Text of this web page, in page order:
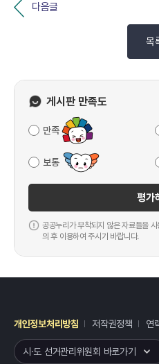
다음글
목
게시판 만족도
만족
보통
평가
공공누리가 부착되지 않은 자료들을
의 후 이용하여 주시기 바랍니다.
개인정보처리방침 저작권정책 연
시·도 선거관리위원회 바로가기